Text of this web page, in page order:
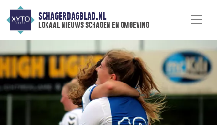
SCHAGERDAGBLAD.NL
lokaal nieuws schagen en omgeving